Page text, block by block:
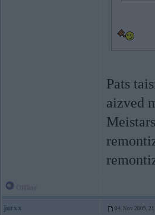
Pats
aizved
jurxx 04. Nov 2009,